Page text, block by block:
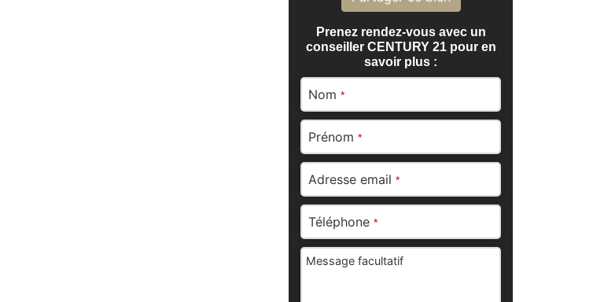
Prenez rendez-vous avec un
conseiller CENTURY 21 pour en
savoir plus :
Nom *
Prénom *
Adresse email *
Téléphone *
Message facultatif